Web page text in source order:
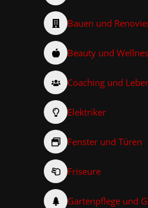
Bauen und
Beauty und
Coaching und
Elektriker
Fenster und Türen
Friseure
Gartenpflege und